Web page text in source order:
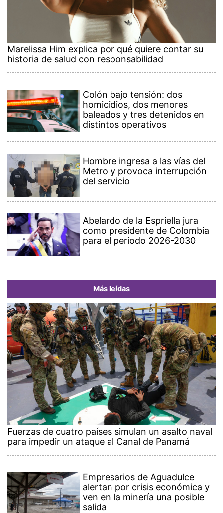
Marelissa Him explica por qué quiere contar su
historia de salud con responsabilidad
Colón bajo tensión: dos
homicidios, dos menores
baleados y tres detenidos en
distintos operativos
Hombre ingresa a las vías del
Metro y provoca interrupción
del servicio
Abelardo de la Espriella jura
como presidente de Colombia
para el periodo 2026-2030
Más leídas
Fuerzas de cuatro países simulan un asalto naval
para impedir un ataque al Canal de Panamá
Empresarios de Aguadulce
alertan por crisis económica y
ven en la minería una posible
salida